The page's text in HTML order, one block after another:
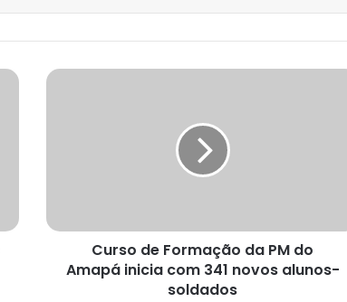
Curso de Formação da PM do
Amapá inicia com 341 novos alunos-
soldados